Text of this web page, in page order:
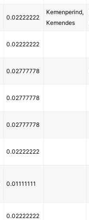
0.02222222
Kemenperind,
Kemendes
0.02222222
0.02777778
0.02777778
0.02777778
0.02222222
0.01111111
0.02222222